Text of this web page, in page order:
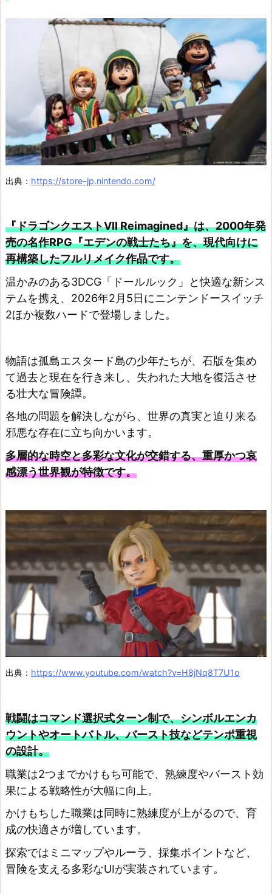
出典： https://store-jp.nintendo.com/
『ドラゴンクエストVII Reimagined』は、2000年発
売の名作RPG『エデンの戦士たち』を、現代向けに
再構築したフルリメイク作品です。
温かみのある3DCG「ドールルック」と快適な新シス
テムを携え、2026年2月5日にニンテンドースイッチ
2ほか複数ハードで登場しました。
物語は孤島エスタード島の少年たちが、石版を集め
て過去と現在を行き来し、失われた大地を復活させ
る壮大な冒険譚。
各地の問題を解決しながら、世界の真実と迫り来る
邪悪な存在に立ち向かいます。
多層的な時空と多彩な文化が交錯する、重厚かつ哀
感漂う世界観が特徴です。
出典： https://www.youtube.com/watch?v=H8jNq8T7U1o
戦闘はコマンド選択式ターン制で、シンボルエンカ
ウントやオートバトル、バースト技などテンポ重視
の設計。
職業は2つまでかけもち可能で、熟練度やバースト効
果による戦略性が大幅に向上。
かけもちした職業は同時に熟練度が上がるので、育
成の快適さが増しています。
探索ではミニマップやルーラ、採集ポイントなど、
冒険を支える多彩なUIが実装されています。